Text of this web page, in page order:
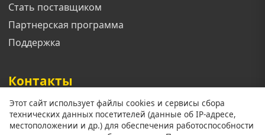
Стать поставщиком
Партнерская программа
Поддержка
Контакты
Телефон: +7 913 833 1461
Email: support@mgoroda.ru
Этот сайт использует файлы cookies и сервисы сбора
технических данных посетителей (данные об IP-адресе,
местоположении и др.) для обеспечения работоспособности